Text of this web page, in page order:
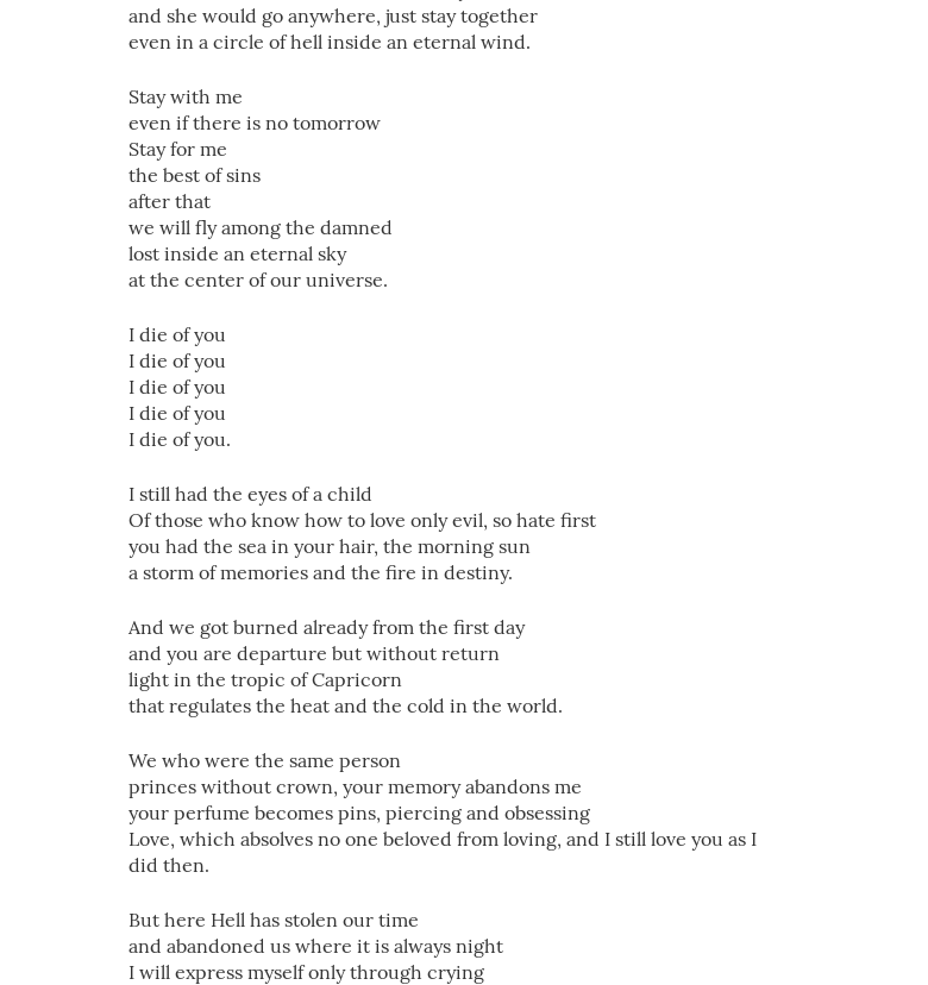
and she would go anywhere, just stay together
even in a circle of hell inside an eternal wind.
Stay with me
even if there is no tomorrow
Stay for me
the best of sins
after that
we will fly among the damned
lost inside an eternal sky
at the center of our universe.
I die of you
I die of you
I die of you
I die of you
I die of you.
I still had the eyes of a child
Of those who know how to love only evil, so hate first
you had the sea in your hair, the morning sun
a storm of memories and the fire in destiny.
And we got burned already from the first day
and you are departure but without return
light in the tropic of Capricorn
that regulates the heat and the cold in the world.
We who were the same person
princes without crown, your memory abandons me
your perfume becomes pins, piercing and obsessing
Love, which absolves no one beloved from loving, and I still love you as I
did then.
But here Hell has stolen our time
and abandoned us where it is always night
I will express myself only through crying